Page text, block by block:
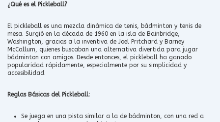
¿Qué es el Pickleball?
El pickleball es una mezcla dinámica de tenis, bádminton y tenis de
mesa. Surgió en la década de 1960 en la isla de Bainbridge,
Washington, gracias a la inventiva de Joel Pritchard y Barney
McCallum, quienes buscaban una alternativa divertida para jugar
bádminton con amigos. Desde entonces, el pickleball ha ganado
popularidad rápidamente, especialmente por su simplicidad y
accesibilidad.
Reglas Básicas del Pickleball:
Se juega en una pista similar a la de bádminton, con una red a